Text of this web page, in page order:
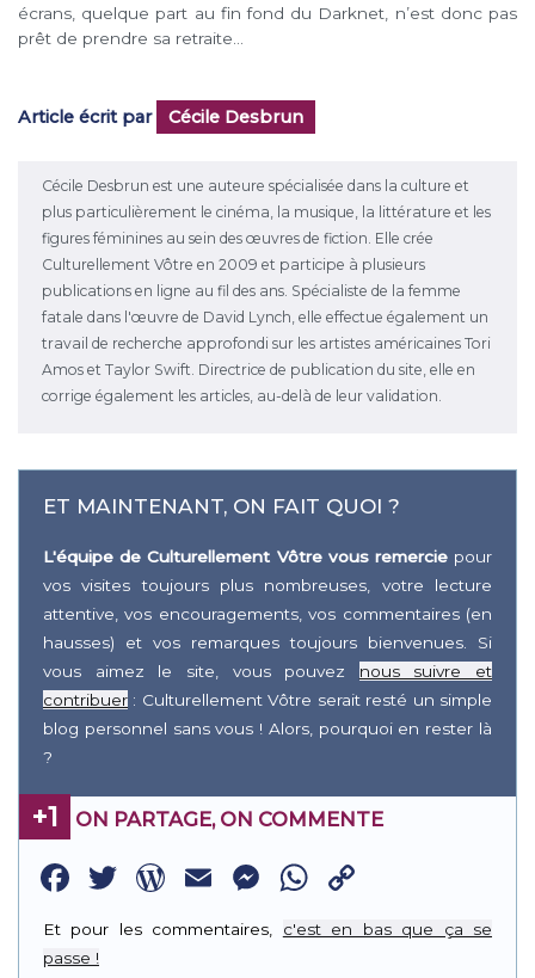
écrans, quelque part au fin fond du Darknet, n’est donc pas
prêt de prendre sa retraite…
Article écrit par Cécile Desbrun
Cécile Desbrun est une auteure spécialisée dans la culture et
plus particulièrement le cinéma, la musique, la littérature et les
figures féminines au sein des œuvres de fiction. Elle crée
Culturellement Vôtre en 2009 et participe à plusieurs
publications en ligne au fil des ans. Spécialiste de la femme
fatale dans l'œuvre de David Lynch, elle effectue également un
travail de recherche approfondi sur les artistes américaines Tori
Amos et Taylor Swift. Directrice de publication du site, elle en
corrige également les articles, au-delà de leur validation.
ET MAINTENANT, ON FAIT QUOI ?
L'équipe de Culturellement Vôtre vous remerciepour
vos visites toujours plus nombreuses, votre lecture
attentive, vos encouragements, vos commentaires (en
hausses) et vos remarques toujours bienvenues. Si
vous aimez le site, vous pouvez nous suivre et
contribuer : Culturellement Vôtre serait resté un simple
blog personnel sans vous ! Alors, pourquoi en rester là
?
+1 ON PARTAGE, ON COMMENTE
Facebook
Twitter
WordPress
EmailMessenger
WhatsApp
Link
Et pour les commentaires, c'est en bas que ça se
passe !